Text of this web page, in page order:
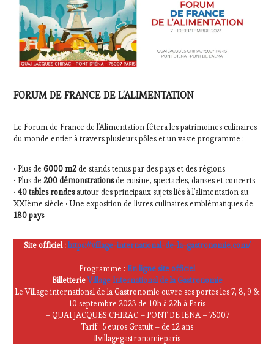
FORUM DE FRANCE DE L’ALIMENTATION
Le Forum de France de l’Alimentation fêtera les patrimoines culinaires
du monde entier à travers plusieurs pôles et un vaste programme :
• Plus de6000 m2de stands tenus par des pays et des régions
• Plus de200 démonstrationsde cuisine, spectacles, danses et concerts
•40 tables rondesautour des principaux sujets liés à l’alimentation au
XXIème siècle • Une exposition de livres culinaires emblématiques de
180 pays
Site officiel :https://village-international-de-la-gastronomie.com/
Programme : En ligne site officiel
BilletterieVillage International de la Gastronomie
Le Village international de la Gastronomie ouvre ses portes les 7, 8, 9 &
10 septembre 2023 de 10h à 22h à Paris
– QUAI JACQUES CHIRAC – PONT DE IENA – 75007
Tarif : 5 euros Gratuit – de 12 ans
#villagegastronomieparis